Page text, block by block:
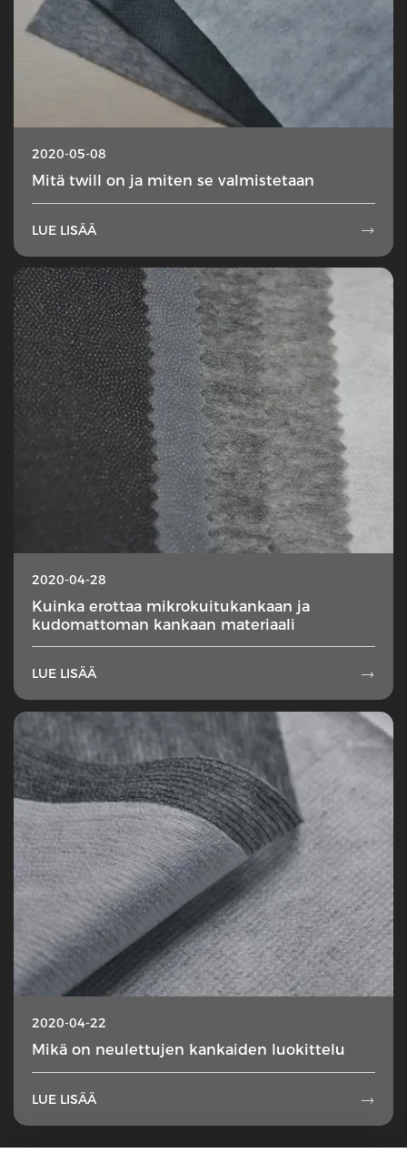
2020-05-08
Mitä twill on ja miten se valmistetaan
LUE LISÄÄ 
2020-04-28
Kuinka erottaa mikrokuitukankaan ja
kudomattoman kankaan materiaali
LUE LISÄÄ 
2020-04-22
Mikä on neulettujen kankaiden luokittelu
LUE LISÄÄ 